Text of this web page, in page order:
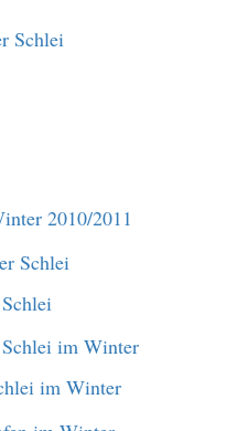
Schlei
2010/2011
im Winter